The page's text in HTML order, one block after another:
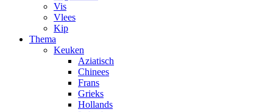
Vis
Vlees
Kip
Thema
Keuken
Aziatisch
Chinees
Frans
Grieks
Hollands